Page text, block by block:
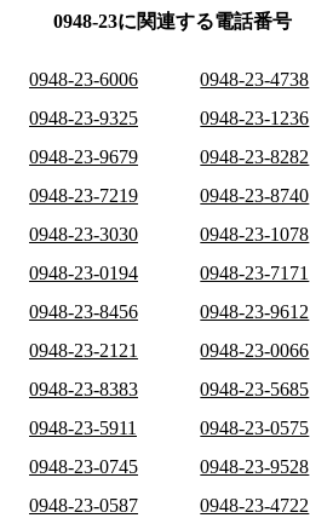
0948-23に関連する電話番号
0948-23-6006 0948-23-4738
0948-23-9325
0948-23-1236
0948-23-9679
0948-23-8282
0948-23-7219
0948-23-8740
0948-23-3030
0948-23-1078
0948-23-0194
0948-23-7171
0948-23-8456
0948-23-9612
0948-23-2121
0948-23-0066
0948-23-8383
0948-23-5685
0948-23-5911
0948-23-0575
0948-23-0745
0948-23-9528
0948-23-0587
0948-23-4722